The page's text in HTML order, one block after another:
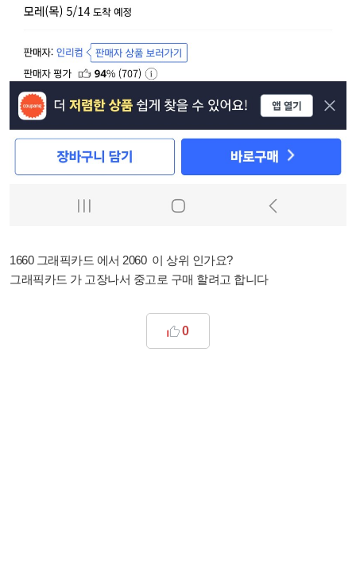
1660 그래픽카드 에서 2060 이 상위 인가요?
그래픽카드 가 고장나서 중고로 구매 할려고 합니다
0